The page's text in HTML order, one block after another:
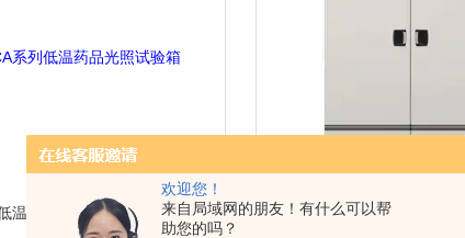
欢迎您！
来自局域网的朋友！有什么可以帮
助您的吗？
温药品光照
查看详情 >
QCA系列低温光照培养